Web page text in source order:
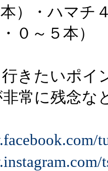
）・ハマチ
０～５本）
きたいポイ
常に残念な